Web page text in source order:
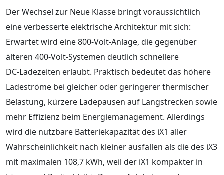
Der Wechsel zur Neue Klasse bringt voraussichtlich
eine verbesserte elektrische Architektur mit sich:
Erwartet wird eine 800‑Volt‑Anlage, die gegenüber
älteren 400‑Volt-Systemen deutlich schnellere
DC‑Ladezeiten erlaubt. Praktisch bedeutet das höhere
Ladeströme bei gleicher oder geringerer thermischer
Belastung, kürzere Ladepausen auf Langstrecken sowie
mehr Effizienz beim Energiemanagement. Allerdings
wird die nutzbare Batteriekapazität des iX1 aller
Wahrscheinlichkeit nach kleiner ausfallen als die des iX3
mit maximalen 108,7 kWh, weil der iX1 kompakter in